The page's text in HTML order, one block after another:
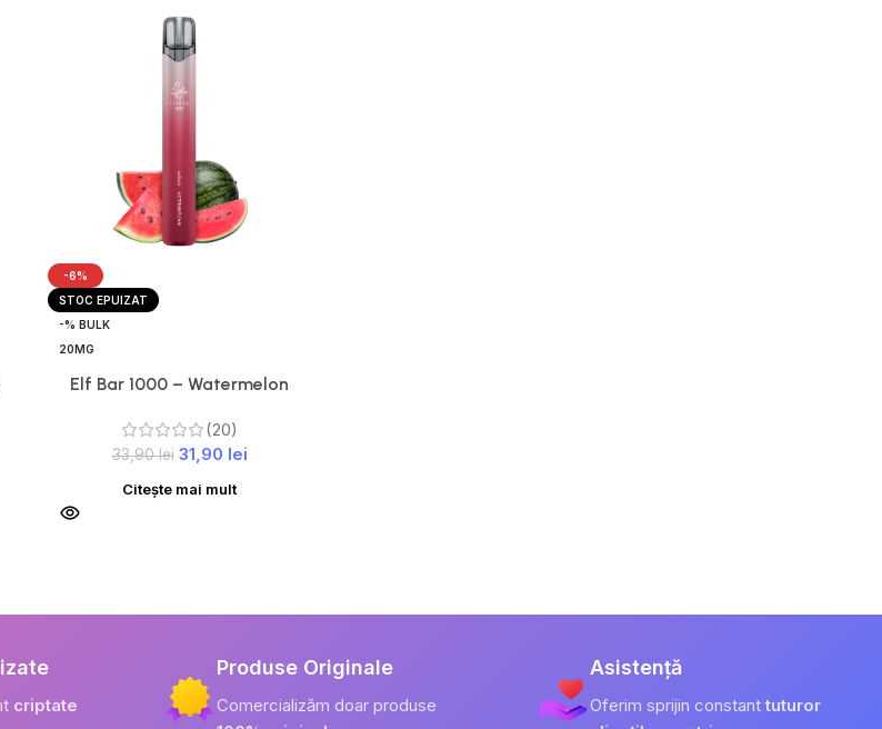
-6%
STOC EPUIZAT
-% BULK
20MG
Elf Bar 1000 – Watermelon
(20)
33,90lei 31,90 lei
Citește mai mult
criptate
Produse Originale
Comercializăm doar produse
Asistență
Oferim sprijin constant tuturor